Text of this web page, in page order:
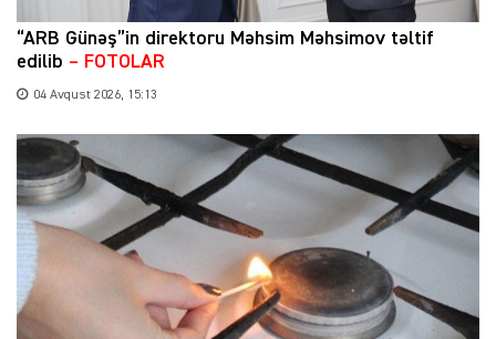
“ARB Günəş”in direktoru Məhsim Məhsimov təltif
edilib – FOTOLAR
04 Avqust 2026, 15:13